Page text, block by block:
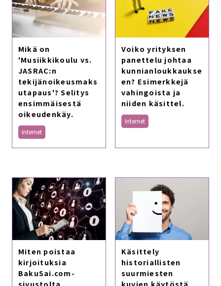
Mikä on
'Musiikkikoulu vs.
JASRAC:n
tekijänoikeusmaks
utapaus'? Selitys
ensimmäisestä
oikeudenkäy.
Internet
Voiko yrityksen
panettelu johtaa
kunnianloukkaukse
en? Esimerkkejä
vahingoista ja
niiden käsittel.
Internet
Miten poistaa
kirjoituksia
BakuSai.com-
Käsittely
historiallisten
suurmiesten